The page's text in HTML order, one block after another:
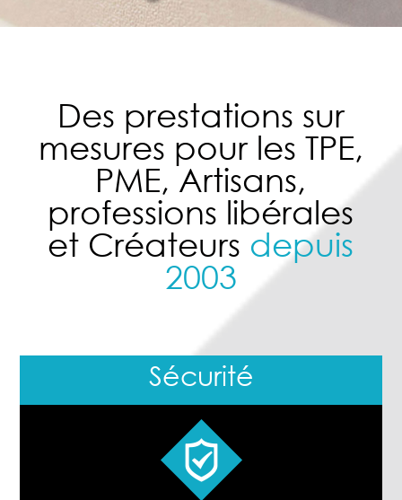
Des prestations sur
mesures pour les TPE,
PME, Artisans,
professions libérales
et Créateurs depuis
2003
Sécurité